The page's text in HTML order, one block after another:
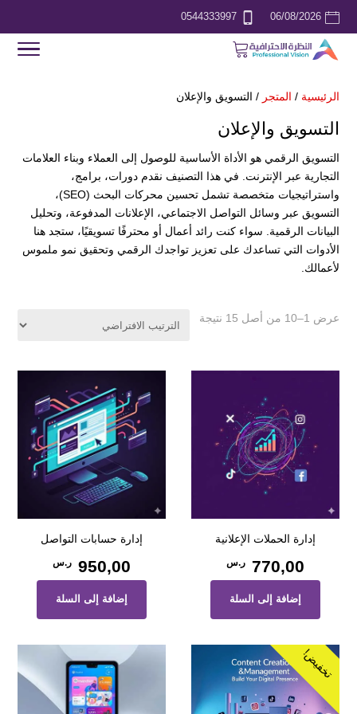
06/08/2026
0544333997
الرئيسية / المتجر / التسويق والإعلان
التسويق والإعلان
التسويق الرقمي هو الأداة الأساسية للوصول إلى العملاء وبناء العلامات
التجارية عبر الإنترنت. في هذا التصنيف نقدم دورات، برامج،
واستراتيجيات متخصصة تشمل تحسين محركات البحث (SEO)،
التسويق عبر وسائل التواصل الاجتماعي، الإعلانات المدفوعة، وتحليل
البيانات الرقمية. سواء كنت رائد أعمال أو محترفًا تسويقيًا، ستجد هنا
الأدوات التي تساعدك على تعزيز تواجدك الرقمي وتحقيق نمو ملموس
لأعمالك.
عرض 1–10 من أصل 15 نتيجة
إدارة الحملات الإعلانية
770,00 ر.س
إضافة إلى السلة
إدارة حسابات التواصل
950,00 ر.س
إضافة إلى السلة
تخفيض!